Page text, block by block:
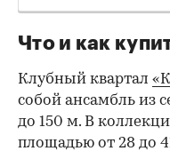
Что и как
Клубный квартал
собой ансамбль из
до 150 м. В
площадью от 28 до